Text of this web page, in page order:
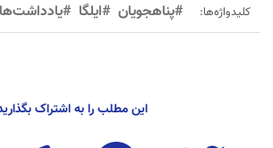
کلیدواژه‌ها: #پناهجویان #ایلگا #یادداشت‌ها
این مطلب را به اشتراک